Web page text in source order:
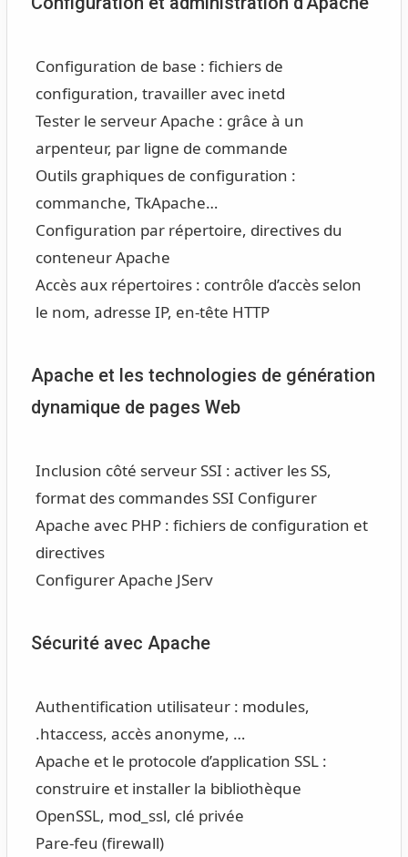
Configuration de base : fichiers de
configuration, travailler avec inetd
Tester le serveur Apache : grâce à un
arpenteur, par ligne de commande
Outils graphiques de configuration :
commanche, TkApache…
Configuration par répertoire, directives du
conteneur Apache
Accès aux répertoires : contrôle d’accès selon
le nom, adresse IP, en-tête HTTP
Apache et les technologies de génération
dynamique de pages Web
Inclusion côté serveur SSI : activer les SS,
format des commandes SSI Configurer
Apache avec PHP : fichiers de configuration et
directives
Configurer Apache JServ
Sécurité avec Apache
Authentification utilisateur : modules,
.htaccess, accès anonyme, …
Apache et le protocole d’application SSL :
construire et installer la bibliothèque
OpenSSL, mod_ssl, clé privée
Pare-feu (firewall)